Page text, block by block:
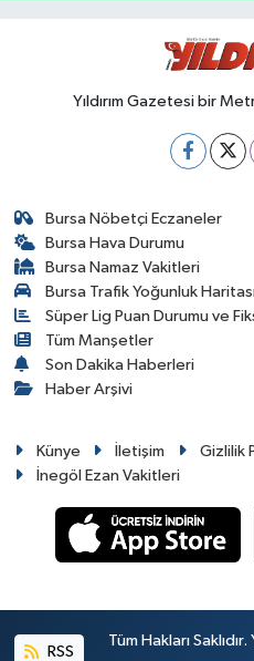
Yıldırım Gazetesi bir
Bursa Nöbetçi Eczaneler
Bursa Hava Durumu
Bursa Namaz Vakitleri
Bursa Trafik Yoğunluk
Süper Lig Puan Durumu ve
Tüm Manşetler
Son Dakika Haberleri
Haber Arşivi
Künye İletişim
Gizlilik
İnegöl Ezan Vakitleri
RSS
Tüm Hakları